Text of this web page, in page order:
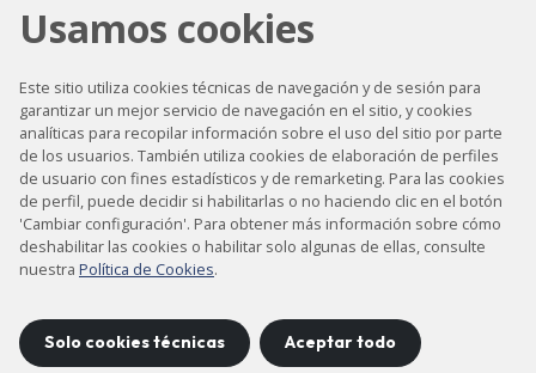
LinkedInInstagram
Accesibilidad
Contacto
Aviso legal
Política de privacidad
Mapa del sitio
Usamos cookies
Este sitio utiliza cookies técnicas de navegación y de sesión para
garantizar un mejor servicio de navegación en el sitio, y cookies
analíticas para recopilar información sobre el uso del sitio por parte
de los usuarios. También utiliza cookies de elaboración de perfiles
de usuario con fines estadísticos y de remarketing. Para las cookies
de perfil, puede decidir si habilitarlas o no haciendo clic en el botón
'Cambiar configuración'. Para obtener más información sobre cómo
deshabilitar las cookies o habilitar solo algunas de ellas, consulte
nuestra Política de Cookies.
Solo cookies técnicas Aceptar todo